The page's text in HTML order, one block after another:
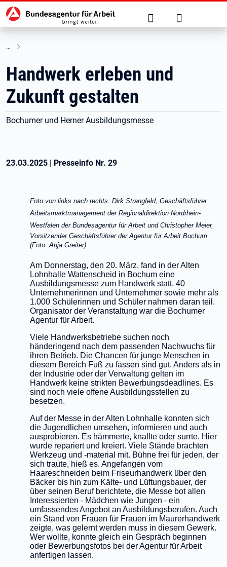
zu den Hauptinhalten springen
Hauptnavigation Suche Anmelden
Handwerk erleben und
Zukunft gestalten
Bochumer und Herner Ausbildungsmesse
23.03.2025 | Presseinfo Nr. 29
Foto von links nach rechts:Dirk Strangfeld, Geschäftsführer
Arbeitsmarktmanagement der Regionaldirektion Nordrhein-
Westfalen der Bundesagentur für Arbeit und Christopher Meier,
Vorsitzender Geschäftsführer der Agentur für Arbeit Bochum
(Foto: Anja Greiter)
Am Donnerstag, den 20. März, fand in der Alten
Lohnhalle Wattenscheid in Bochum eine
Ausbildungsmesse zum Handwerk statt. 40
Unternehmerinnen und Unternehmer sowie mehr als
1.000 Schülerinnen und Schüler nahmen daran teil.
Organisator der Veranstaltung war die Bochumer
Agentur für Arbeit.
Viele Handwerksbetriebe suchen noch
händeringend nach dem passenden Nachwuchs für
ihren Betrieb. Die Chancen für junge Menschen in
diesem Bereich Fuß zu fassen sind gut. Anders als in
der Industrie oder der Verwaltung gelten im
Handwerk keine strikten Bewerbungsdeadlines. Es
sind noch viele offene Ausbildungsstellen zu
besetzen.
Auf der Messe in der Alten Lohnhalle konnten sich
die Jugendlichen umsehen, informieren und auch
ausprobieren. Es hämmerte, knallte oder surrte. Hier
wurde repariert und kreiert. Viele Stände brachten
Werkzeug und -material mit. Bühne frei für jeden, der
sich traute, hieß es. Angefangen vom
Haareschneiden beim Friseurhandwerk über den
Bäcker bis hin zum Kälte- und Lüftungsbauer, der
über seinen Beruf berichtete, die Messe bot allen
Interessierten - Mädchen wie Jungen - ein
umfassendes Angebot an Ausbildungsberufen. Auch
ein Stand von Frauen für Frauen im Maurerhandwerk
zeigte, was gelernt werden muss in diesem Gewerk.
Wer wollte, konnte gleich ein Gespräch beginnen
oder Bewerbungsfotos bei der Agentur für Arbeit
anfertigen lassen.